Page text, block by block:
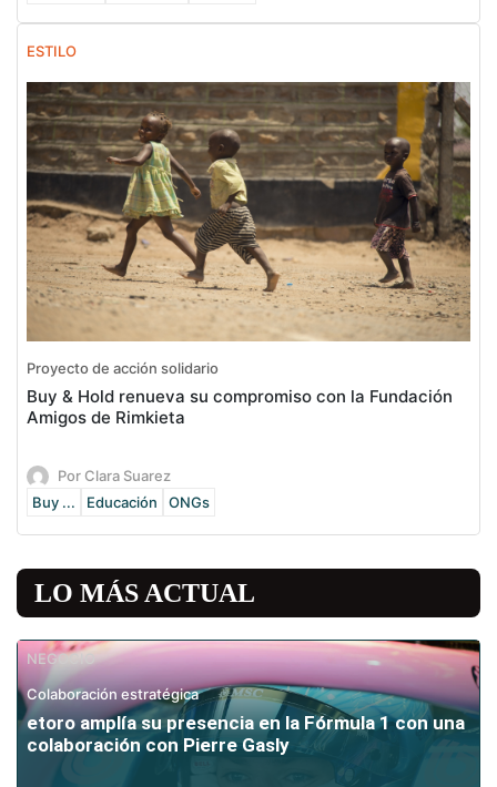
ESTILO
Proyecto de acción solidario
Buy & Hold renueva su compromiso con la Fundación
Amigos de Rimkieta
Por Clara Suarez
Buy ...
Educación ONGs
LO MÁS ACTUAL
NEGOCIO
Colaboración estratégica
etoro amplía su presencia en la Fórmula 1 con una
colaboración con Pierre Gasly